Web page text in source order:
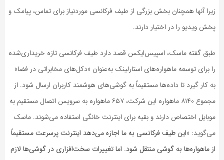
زیرا آنها همچنان بخش بزرگی از طیف فرکانسی موردنیاز برای تماس، پیامک و
پخش ویدیو را در اختیار دارند.
طبق گفته ماسک، اسپیس‌ایکس قصد دارد طیف فرکانسی تازه خریداری‌شده
را برای توسعه ماهواره‌های استارلینک به‌عنوان «دکل‌های مخابراتی در فضا»
به کار گیرد تا داده‌ها مستقیماً به گوشی‌های هوشمند کاربران ارسال شود. از
مجموع ۸۱۴۰ ماهواره این شرکت، ۶۵۷ ماهواره به سرویس اتصال مستقیم به
موبایل اختصاص دارند و بقیه برای اینترنت خانگی استفاده می‌شوند. ماسک
می‌گوید: «این طیف فرکانسی به ما اجازه می‌دهد اینترنت پرسرعت مستقیماً
از ماهواره‌ها به گوشی منتقل شود. اما تغییرات سخت‌افزاری در گوشی‌ها لازم